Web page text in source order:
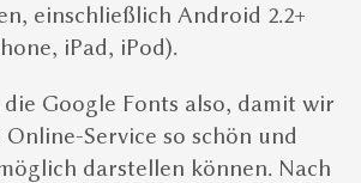
einschließlich Android 2.2+
iPad, iPod).
Google Fonts also, damit wir
Online-Service so schön und
darstellen können. Nach